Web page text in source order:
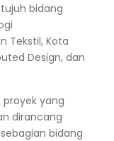
bidang
Tekstil, Kota
Design, dan
proyek yang
dirancang
bidang